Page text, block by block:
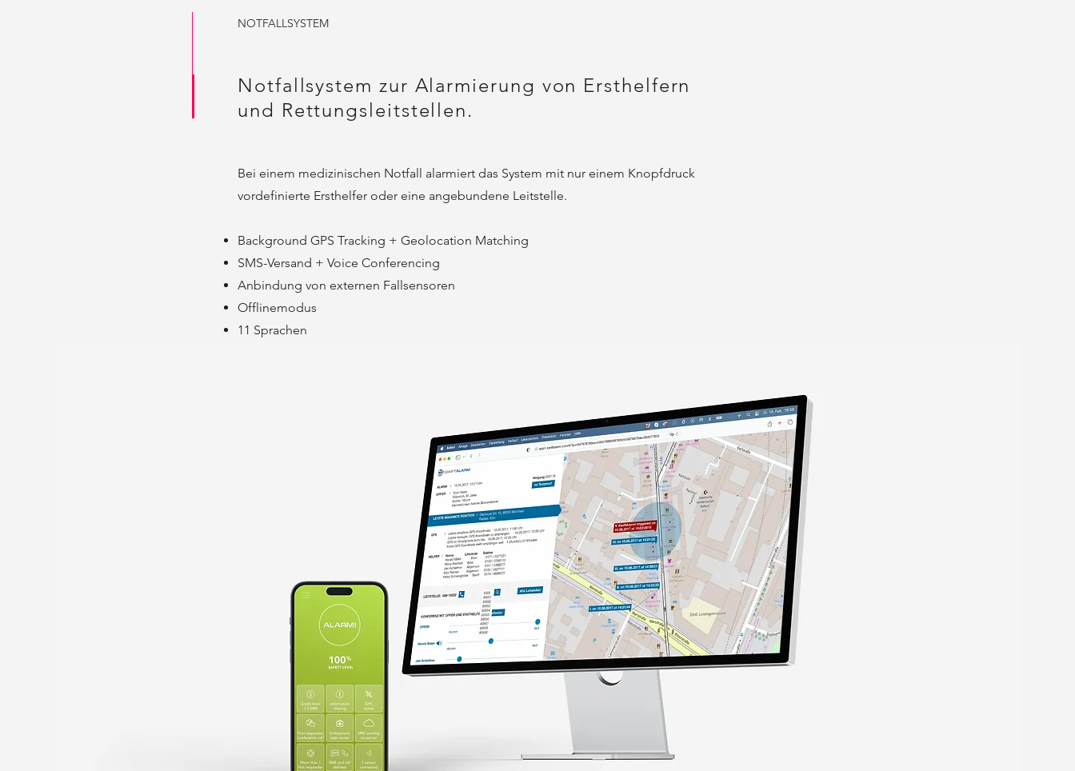
NOTFALLSYSTEM
Notfallsystem zur Alarmierung von Ersthelfern
und Rettungsleitstellen.
Bei einem medizinischen Notfall alarmiert das System mit nur einem Knopfdruck
vordefinierte Ersthelfer oder eine angebundene Leitstelle.
Background GPS Tracking + Geolocation Matching
SMS-Versand + Voice Conferencing
Anbindung von externen Fallsensoren
Offlinemodus
11 Sprachen